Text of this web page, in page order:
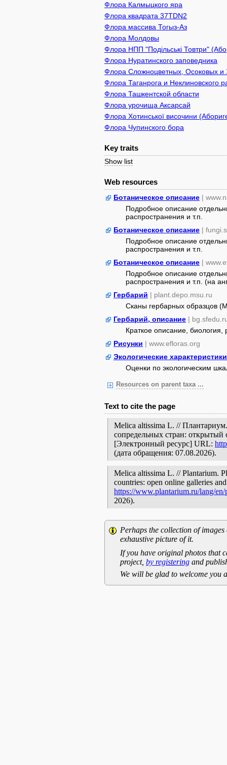
Флора Калмыцкого яра
Флора квадрата 37TDN2
Флора массива Тогыз-Аз
Флора Молдовы
Флора НПП "Подільські Товтри"
Флора Нуратинского заповедника
Флора Сложноцветных, Осоковых и
Флора Таганрога и Неклиновского
Флора Ташкентской области
Флора урочища Аксарсай
Флора Хотинської височини
Флора Чупинского бора
Key traits
Show list
Web resources
Ботаническое описание |
Подробное описание
распространения и т.п.
Ботаническое описание |
Подробное описание
распространения и т.п.
Ботаническое описание |
Подробное описание
распространения и т.п. (на
Гербарий | plant.depo.msu.ru
Сканы гербарных образцов
Гербарий, описание |
Краткое описание, биология,
Рисунки | www.efloras.org
Экологические характеристики
Оценки по экологическим
Resources on parent taxa ...
Text to cite the page
Melica altissima L. //
сопредельных стран: открытый
[Электронный ресурс] URL:
(дата обращения: 07.08.2026).
Melica altissima L. // Plantarium.
countries: open online galleries
https://www.plantarium.ru/lang/
2026).
Perhaps the collection of
exhaustive picture of it.
If you have original photos that
project, by registering and
We will be glad to welcome